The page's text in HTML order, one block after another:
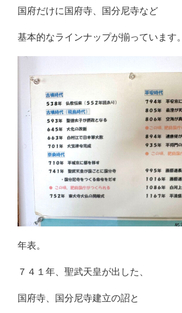
国府だけに国府寺、国分尼寺など
基本的なラインナップが揃っています。
年表。
７４１年、聖武天皇が出した、
国府寺、国分尼寺建立の詔と